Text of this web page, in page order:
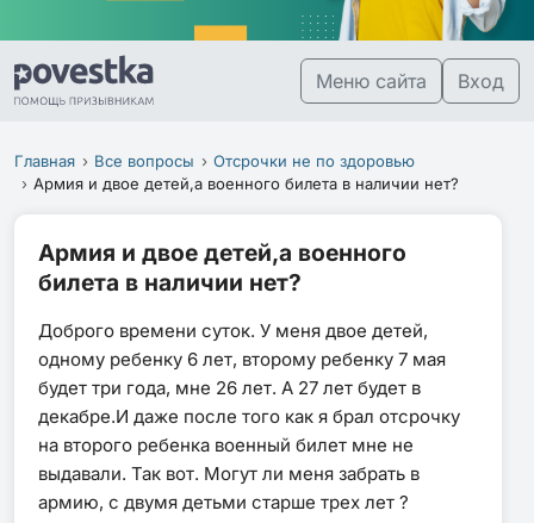
Меню сайта Вход
Главная Все вопросы
Отсрочки не по здоровью
Армия и двое детей,а военного билета в наличии нет?
Армия и двое детей,а военного
билета в наличии нет?
Доброго времени суток. У меня двое детей,
одному ребенку 6 лет, второму ребенку 7 мая
будет три года, мне 26 лет. А 27 лет будет в
декабре.И даже после того как я брал отсрочку
на второго ребенка военный билет мне не
выдавали. Так вот. Могут ли меня забрать в
армию, с двумя детьми старше трех лет ?